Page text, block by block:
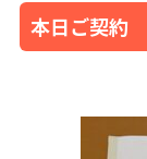
本日ご契約